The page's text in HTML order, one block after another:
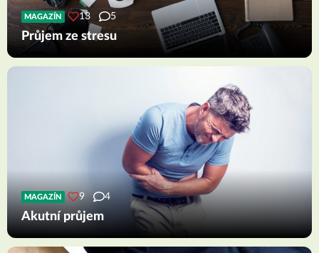
MAGAZÍN 13 5
Průjem ze stresu
MAGAZÍN 9 4
Akutní průjem